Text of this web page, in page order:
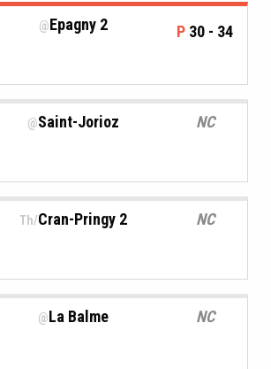
@Epagny 2 P 30 - 34
@Saint-Jorioz NC
Th/Cran-Pringy 2 NC
@La Balme NC